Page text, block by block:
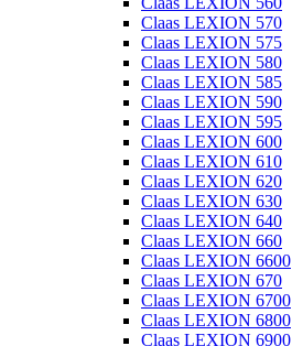
Claas LEXION 570
Claas LEXION 575
Claas LEXION 580
Claas LEXION 585
Claas LEXION 590
Claas LEXION 595
Claas LEXION 600
Claas LEXION 610
Claas LEXION 620
Claas LEXION 630
Claas LEXION 640
Claas LEXION 660
Claas LEXION 6600
Claas LEXION 670
Claas LEXION 6700
Claas LEXION 6800
Claas LEXION 6900